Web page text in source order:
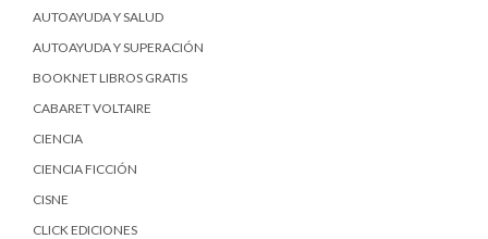
AUTOAYUDA Y SALUD
AUTOAYUDA Y SUPERACIÓN
BOOKNET LIBROS GRATIS
CABARET VOLTAIRE
CIENCIA
CIENCIA FICCIÓN
CISNE
CLICK EDICIONES